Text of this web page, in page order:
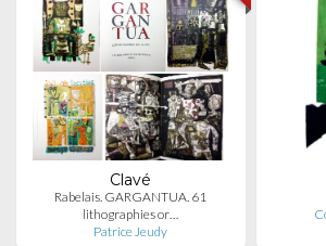
Clavé
Rabelais. GARGANTUA. 61
lithographies or…
Patrice Jeudy